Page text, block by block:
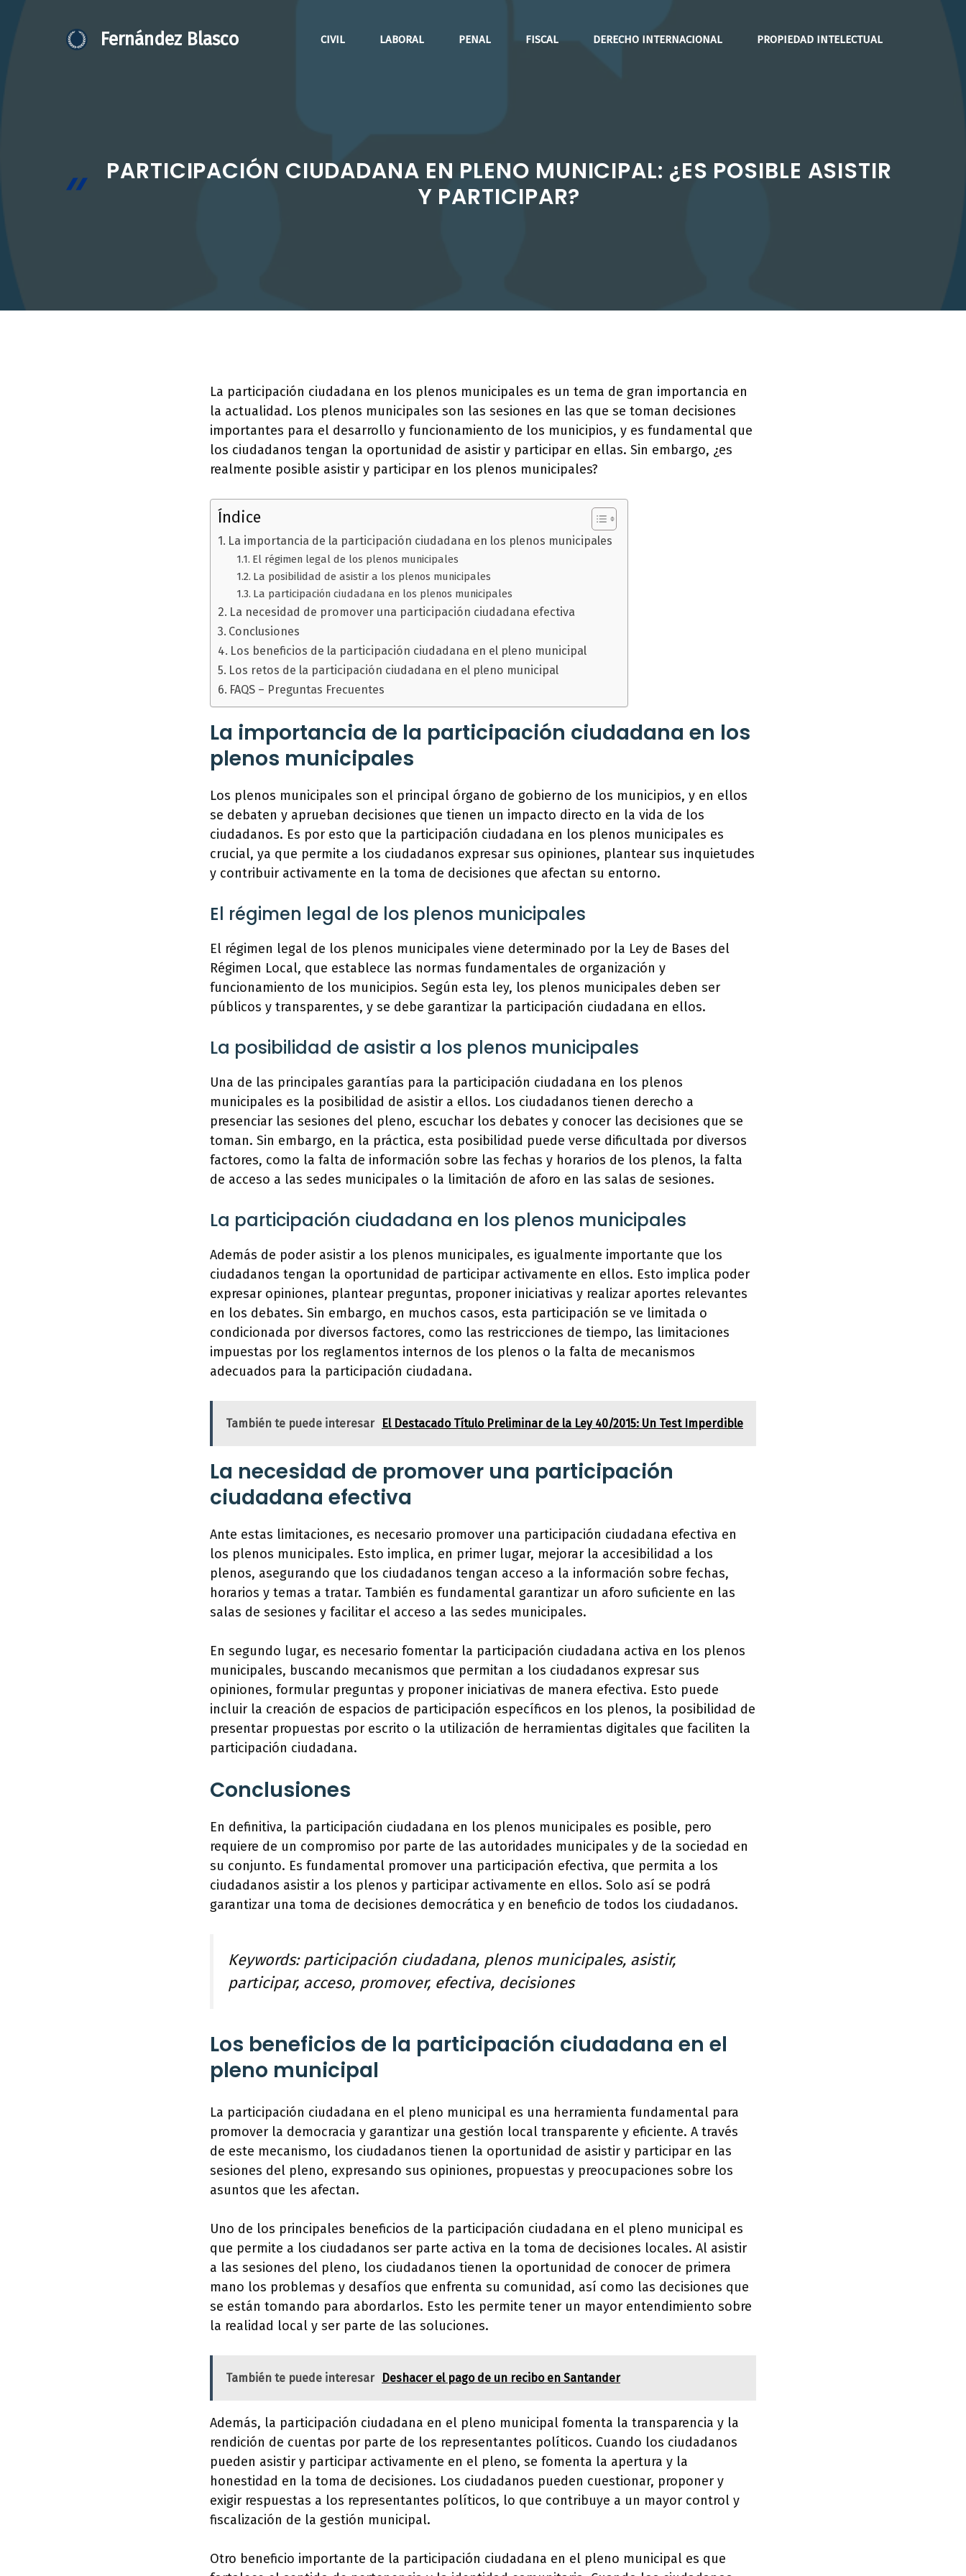
Fernández Blasco CIVIL LABORAL PENAL FISCAL DERECHO INTERNACIONAL PROPIEDAD INTELECTUAL
PARTICIPACIÓN CIUDADANA EN PLENO MUNICIPAL: ¿ES POSIBLE ASISTIR
Y PARTICIPAR?
La participación ciudadana en los plenos municipales es un tema de gran importancia en
la actualidad. Los plenos municipales son las sesiones en las que se toman decisiones
importantes para el desarrollo y funcionamiento de los municipios, y es fundamental que
los ciudadanos tengan la oportunidad de asistir y participar en ellas. Sin embargo, ¿es
realmente posible asistir y participar en los plenos municipales?
Índice
La importancia de la participación ciudadana en los plenos municipales
El régimen legal de los plenos municipales
La posibilidad de asistir a los plenos municipales
La participación ciudadana en los plenos municipales
La necesidad de promover una participación ciudadana efectiva
Conclusiones
Los beneficios de la participación ciudadana en el pleno municipal
Los retos de la participación ciudadana en el pleno municipal
FAQS – Preguntas Frecuentes
La importancia de la participación ciudadana en los
plenos municipales
Los plenos municipales son el principal órgano de gobierno de los municipios, y en ellos
se debaten y aprueban decisiones que tienen un impacto directo en la vida de los
ciudadanos. Es por esto que la participación ciudadana en los plenos municipales es
crucial, ya que permite a los ciudadanos expresar sus opiniones, plantear sus inquietudes
y contribuir activamente en la toma de decisiones que afectan su entorno.
El régimen legal de los plenos municipales
El régimen legal de los plenos municipales viene determinado por la Ley de Bases del
Régimen Local, que establece las normas fundamentales de organización y
funcionamiento de los municipios. Según esta ley, los plenos municipales deben ser
públicos y transparentes, y se debe garantizar la participación ciudadana en ellos.
La posibilidad de asistir a los plenos municipales
Una de las principales garantías para la participación ciudadana en los plenos
municipales es la posibilidad de asistir a ellos. Los ciudadanos tienen derecho a
presenciar las sesiones del pleno, escuchar los debates y conocer las decisiones que se
toman. Sin embargo, en la práctica, esta posibilidad puede verse dificultada por diversos
factores, como la falta de información sobre las fechas y horarios de los plenos, la falta
de acceso a las sedes municipales o la limitación de aforo en las salas de sesiones.
La participación ciudadana en los plenos municipales
Además de poder asistir a los plenos municipales, es igualmente importante que los
ciudadanos tengan la oportunidad de participar activamente en ellos. Esto implica poder
expresar opiniones, plantear preguntas, proponer iniciativas y realizar aportes relevantes
en los debates. Sin embargo, en muchos casos, esta participación se ve limitada o
condicionada por diversos factores, como las restricciones de tiempo, las limitaciones
impuestas por los reglamentos internos de los plenos o la falta de mecanismos
adecuados para la participación ciudadana.
También te puede interesar El Destacado Título Preliminar de la Ley 40/2015: Un Test Imperdible
La necesidad de promover una participación
ciudadana efectiva
Ante estas limitaciones, es necesario promover una participación ciudadana efectiva en
los plenos municipales. Esto implica, en primer lugar, mejorar la accesibilidad a los
plenos, asegurando que los ciudadanos tengan acceso a la información sobre fechas,
horarios y temas a tratar. También es fundamental garantizar un aforo suficiente en las
salas de sesiones y facilitar el acceso a las sedes municipales.
En segundo lugar, es necesario fomentar la participación ciudadana activa en los plenos
municipales, buscando mecanismos que permitan a los ciudadanos expresar sus
opiniones, formular preguntas y proponer iniciativas de manera efectiva. Esto puede
incluir la creación de espacios de participación específicos en los plenos, la posibilidad de
presentar propuestas por escrito o la utilización de herramientas digitales que faciliten la
participación ciudadana.
Conclusiones
En definitiva, la participación ciudadana en los plenos municipales es posible, pero
requiere de un compromiso por parte de las autoridades municipales y de la sociedad en
su conjunto. Es fundamental promover una participación efectiva, que permita a los
ciudadanos asistir a los plenos y participar activamente en ellos. Solo así se podrá
garantizar una toma de decisiones democrática y en beneficio de todos los ciudadanos.
Keywords: participación ciudadana, plenos municipales, asistir,
participar, acceso, promover, efectiva, decisiones
Los beneficios de la participación ciudadana en el
pleno municipal
La participación ciudadana en el pleno municipal es una herramienta fundamental para
promover la democracia y garantizar una gestión local transparente y eficiente. A través
de este mecanismo, los ciudadanos tienen la oportunidad de asistir y participar en las
sesiones del pleno, expresando sus opiniones, propuestas y preocupaciones sobre los
asuntos que les afectan.
Uno de los principales beneficios de la participación ciudadana en el pleno municipal es
que permite a los ciudadanos ser parte activa en la toma de decisiones locales. Al asistir
a las sesiones del pleno, los ciudadanos tienen la oportunidad de conocer de primera
mano los problemas y desafíos que enfrenta su comunidad, así como las decisiones que
se están tomando para abordarlos. Esto les permite tener un mayor entendimiento sobre
la realidad local y ser parte de las soluciones.
También te puede interesar Deshacer el pago de un recibo en Santander
Además, la participación ciudadana en el pleno municipal fomenta la transparencia y la
rendición de cuentas por parte de los representantes políticos. Cuando los ciudadanos
pueden asistir y participar activamente en el pleno, se fomenta la apertura y la
honestidad en la toma de decisiones. Los ciudadanos pueden cuestionar, proponer y
exigir respuestas a los representantes políticos, lo que contribuye a un mayor control y
fiscalización de la gestión municipal.
Otro beneficio importante de la participación ciudadana en el pleno municipal es que